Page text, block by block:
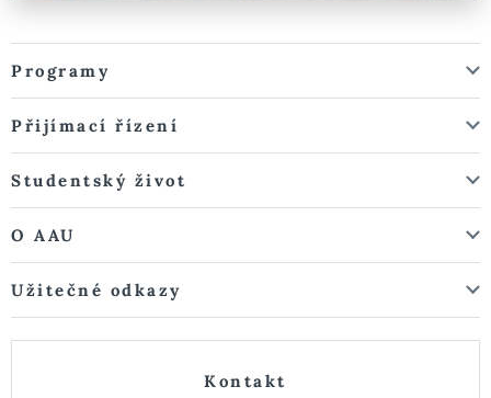
Programy
Přijímací řízení
Studentský život
O AAU
Užitečné odkazy
Kontakt